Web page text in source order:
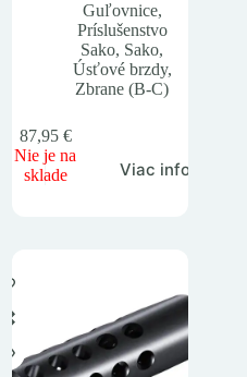
Guľovnice,
Príslušenstvo
Sako, Sako,
Úsťové brzdy,
Zbrane (B-C)
87,95 €
Nie je na
sklade
Viac info